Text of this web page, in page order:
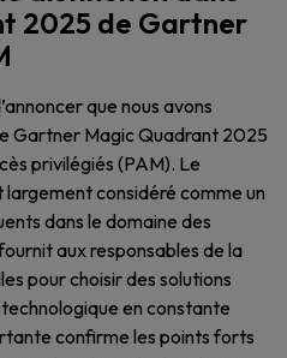
2025 de Gartner
que nous avons
Gartner Magic Quadrant 2025
privilégiés (PAM). Le
considéré comme un
dans le domaine des
aux responsables de la
pour choisir des solutions
en constante
confirme les points forts